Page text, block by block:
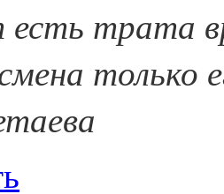
трата
только